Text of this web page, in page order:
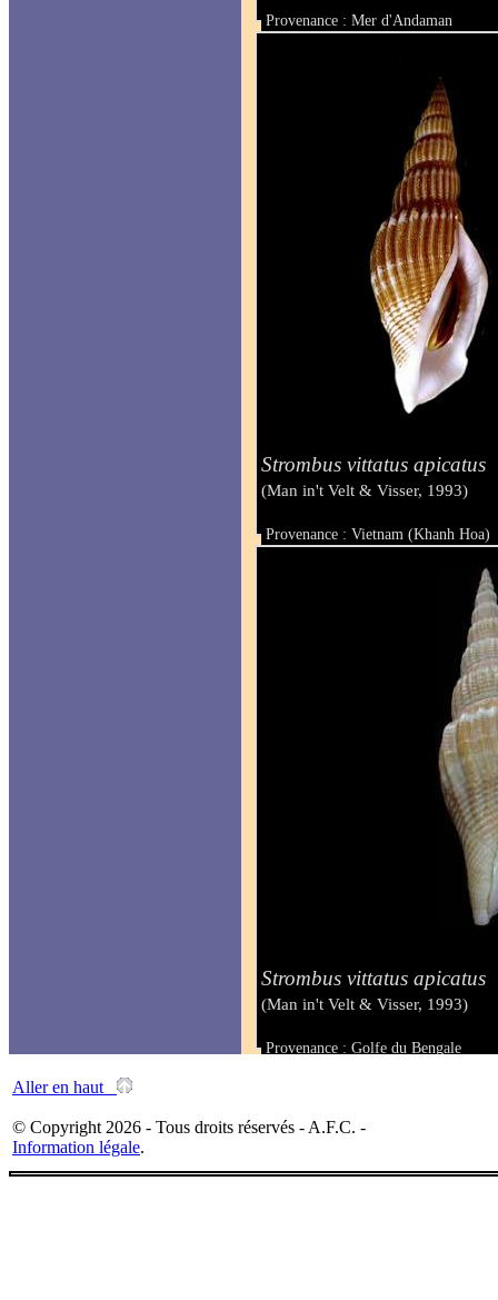
Provenance : Mer d'Andaman
Taille : 80 mm
Strombus vittatus apicatus
(Man in't Velt & Visser, 1993)
Provenance : Vietnam (Khanh Hoa)
Taille : 77.5 mm
Strombus vittatus apicatus
(Man in't Velt & Visser, 1993)
Provenance : Golfe du Bengale
Aller en haut
© Copyright 2026 - Tous droits réservés - A.F.C. -
Information légale.